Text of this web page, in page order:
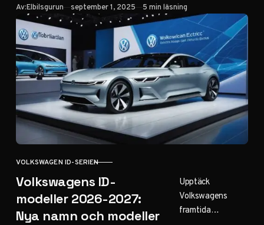
Volkswagen ID.4
2025. Praktiska
ägartips för
optimal prestanda
och lägre
driftskostnader.
Av:Elbilsgurun Publicerad
september 1, 2025 5 min läsning
KATEGORI
VOLKSWAGEN ID-SERIEN
Volkswagens ID-
modeller 2026-2027:
Nya namn och modeller
Upptäck
Volkswagens
framtida